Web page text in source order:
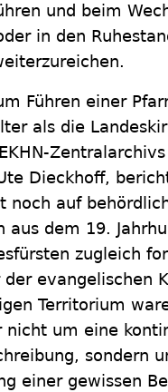
und beim
in den
Führen einer
als die
Dieckhoff,
noch auf
aus dem 19.
zugleich
der evangelischen
Territorium
nicht um eine
sondern
einer gewissen